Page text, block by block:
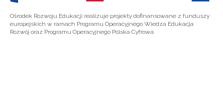
Ośrodek Rozwoju Edukacji realizuje projekty dofinansowane z funduszy
europejskich w ramach Programu Operacyjnego Wiedza Edukacja
Rozwój oraz Programu Operacyjnego Polska Cyfrowa